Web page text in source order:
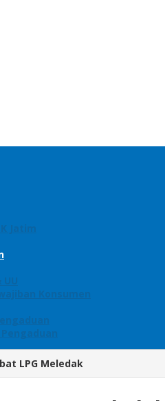
Jatim
Konsumen
LPG Meledak